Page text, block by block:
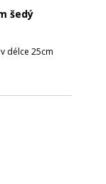
šedý
délce 25cm